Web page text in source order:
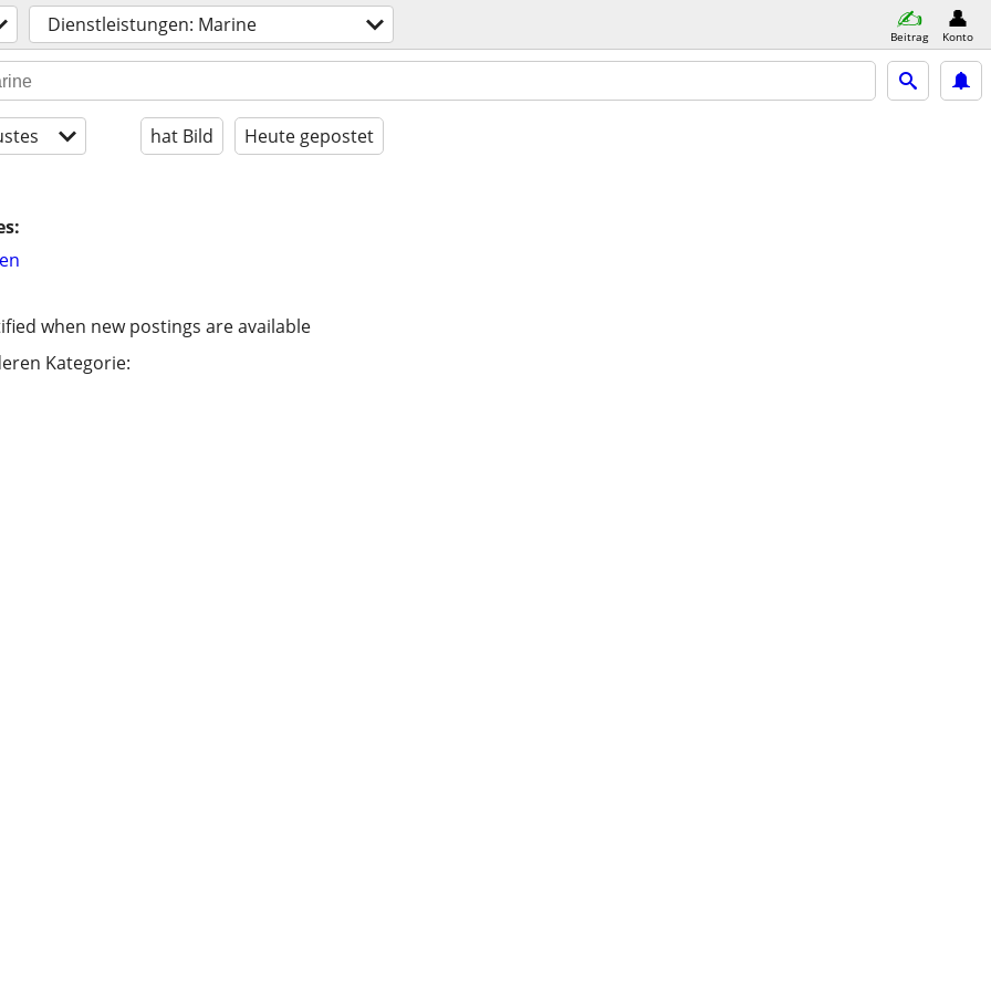
Dienstleistungen: Marine Beitrag Konto
hat Bild Heute gepostet
when new postings are available
Kategorie: